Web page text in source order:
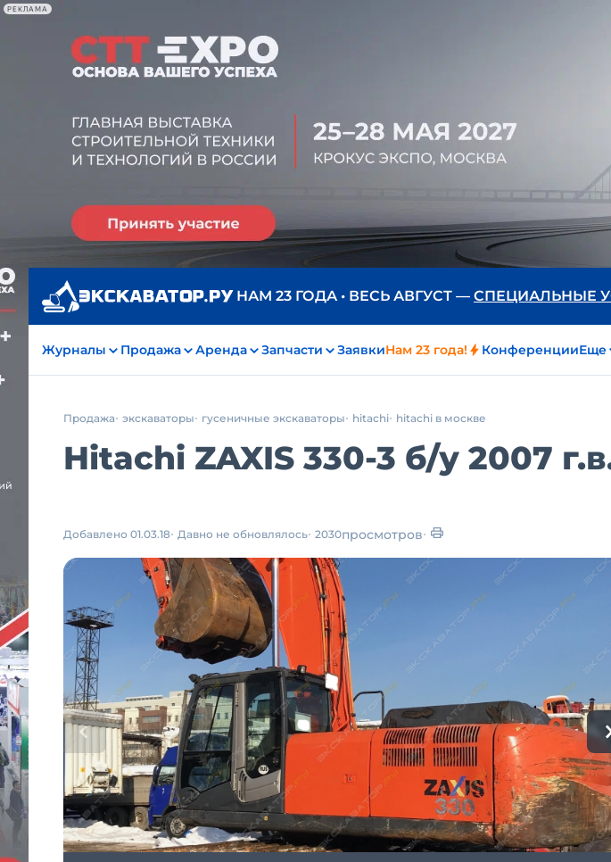
РЕКЛАМА
НАМ 23 ГОДА • ВЕСЬ АВГУСТ — СПЕЦИАЛЬНЫЕ
Журналы Продажа Аренда Запчасти ЗаявкиНам 23 года! КонференцииЕще
Продажа экскаваторы гусеничные экскаваторы hitachi hitachi в москве
Hitachi ZAXIS 330-3 б/у 2007
Добавлено 01.03.18 Давно не обновлялось 2030просмотров